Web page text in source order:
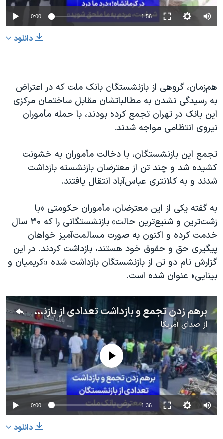
0:00 1:56
دانلود
هم‌زمان، گروهی از بازنشستگان بانک ملت که در اعتراض
به رسیدگی نشدن به مطالباتشان مقابل ساختمان مرکزی
این بانک در تهران تجمع کرده بودند، با حمله مأموران
نیروی انتظامی مواجه شدند.
تجمع این بازنشستگان، با دخالت مأموران به خشونت
کشیده شد و چند تن از معترضان بازنشسته بازداشت
شدند و به کلانتری عباس‌آباد انتقال یافتند.
به گفته یکی از این معترضان، مأموران حکومتی «با
زشت‌ترین و شنیع‌ترین حالت» بازنشستگانی را که ۳۰ سال
خدمت کرده و اکنون به صورت مسالمت‌آمیز خواهان
پیگیری حق و حقوق خود هستند، بازداشت کردند. در این
گزارش نام دو تن از بازنشستگان بازداشت شده «کریمیان و
بینایی» عنوان شده است.
برهم زدن تجمع و بازداشت تعدادی از بازنشستگان معترض بانک ملت
از صدای آمریکا
No media source currently available
0:00 1:36
دانلود